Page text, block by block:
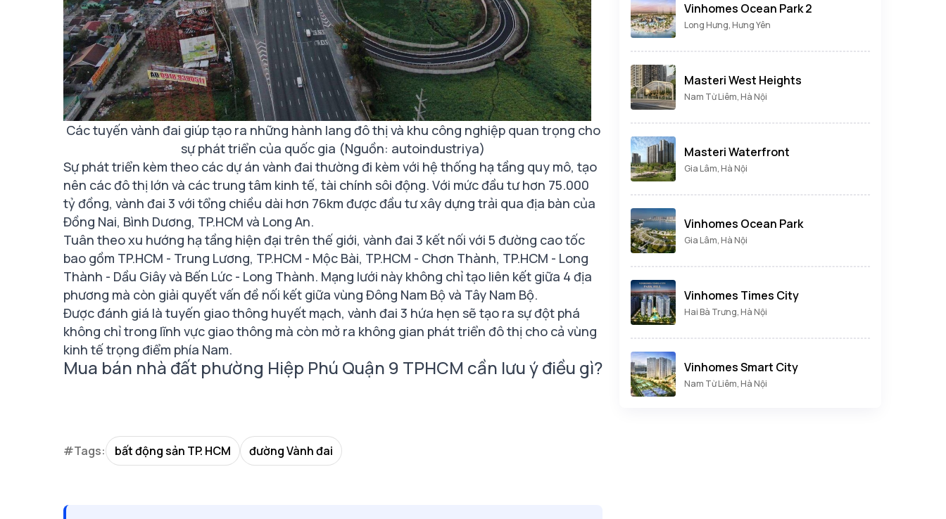
Các tuyến vành đai giúp tạo ra những hành lang đô thị và khu công nghiệp quan trọng cho
sự phát triển của quốc gia (Nguồn: autoindustriya)
Sự phát triển kèm theo các dự án vành đai thường đi kèm với hệ thống hạ tầng quy mô, tạo
nên các đô thị lớn và các trung tâm kinh tế, tài chính sôi động. Với mức đầu tư hơn 75.000
tỷ đồng, vành đai 3 với tổng chiều dài hơn 76km được đầu tư xây dựng trải qua địa bàn của
Đồng Nai, Bình Dương, TP.HCM và Long An.
Tuân theo xu hướng hạ tầng hiện đại trên thế giới, vành đai 3 kết nối với 5 đường cao tốc
bao gồm TP.HCM - Trung Lương, TP.HCM - Mộc Bài, TP.HCM - Chơn Thành, TP.HCM - Long
Thành - Dầu Giây và Bến Lức - Long Thành. Mạng lưới này không chỉ tạo liên kết giữa 4 địa
phương mà còn giải quyết vấn đề nối kết giữa vùng Đông Nam Bộ và Tây Nam Bộ.
Được đánh giá là tuyến giao thông huyết mạch, vành đai 3 hứa hẹn sẽ tạo ra sự đột phá
không chỉ trong lĩnh vực giao thông mà còn mở ra không gian phát triển đô thị cho cả vùng
kinh tế trọng điểm phía Nam.
Mua bán nhà đất phường Hiệp Phú Quận 9 TPHCM cần lưu ý điều gì?
#Tags: bất động sản TP. HCM đường Vành đai
Vinhomes Ocean Park 2
Long Hưng, Hưng Yên
Masteri West Heights
Nam Từ Liêm, Hà Nội
Masteri Waterfront
Gia Lâm, Hà Nội
Vinhomes Ocean Park
Gia Lâm, Hà Nội
Vinhomes Times City
Hai Bà Trưng, Hà Nội
Vinhomes Smart City
Nam Từ Liêm, Hà Nội